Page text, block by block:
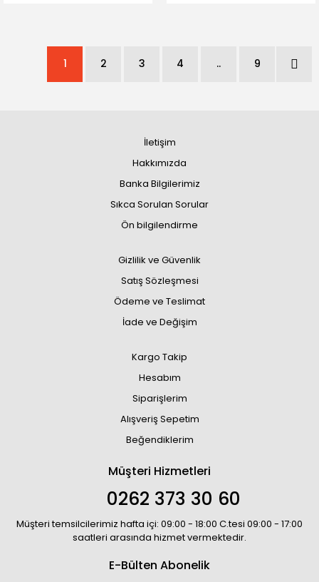
1 2 3 4 .. 9
İletişim
Hakkımızda
Banka Bilgilerimiz
Sıkca Sorulan Sorular
Ön bilgilendirme
Gizlilik ve Güvenlik
Satış Sözleşmesi
Ödeme ve Teslimat
İade ve Değişim
Kargo Takip
Hesabım
Siparişlerim
Alışveriş Sepetim
Beğendiklerim
Müşteri Hizmetleri
0262 373 30 60
Müşteri temsilcilerimiz hafta içi: 09:00 - 18:00 C.tesi 09:00 - 17:00
saatleri arasında hizmet vermektedir.
E-Bülten Abonelik